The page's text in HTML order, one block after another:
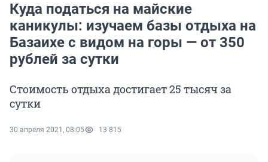
Куда податься на майские
каникулы: изучаем базы отдыха на
Базаихе с видом на горы — от 350
рублей за сутки
Стоимость отдыха достигает 25 тысяч за
сутки
30 апреля 2021, 08:05 13 815